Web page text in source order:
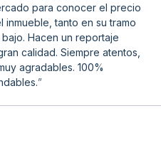
para conocer el precio
tanto en su tramo
Hacen un reportaje
calidad. Siempre atentos,
agradables. 100%
”